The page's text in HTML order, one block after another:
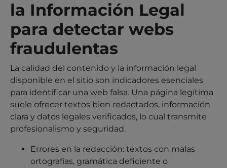
la Información Legal
para detectar webs
fraudulentas
La calidad del contenido y la información legal
disponible en el sitio son indicadores esenciales
para identificar una web falsa. Una página legítima
suele ofrecer textos bien redactados, información
clara y datos legales verificados, lo cual transmite
profesionalismo y seguridad.
Errores en la redacción: textos con malas
ortografías, gramática deficiente o